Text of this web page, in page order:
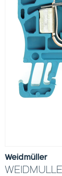
Weidmüller